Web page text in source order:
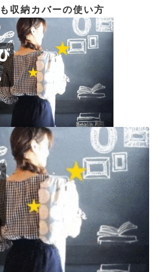
収納カバーの使い方